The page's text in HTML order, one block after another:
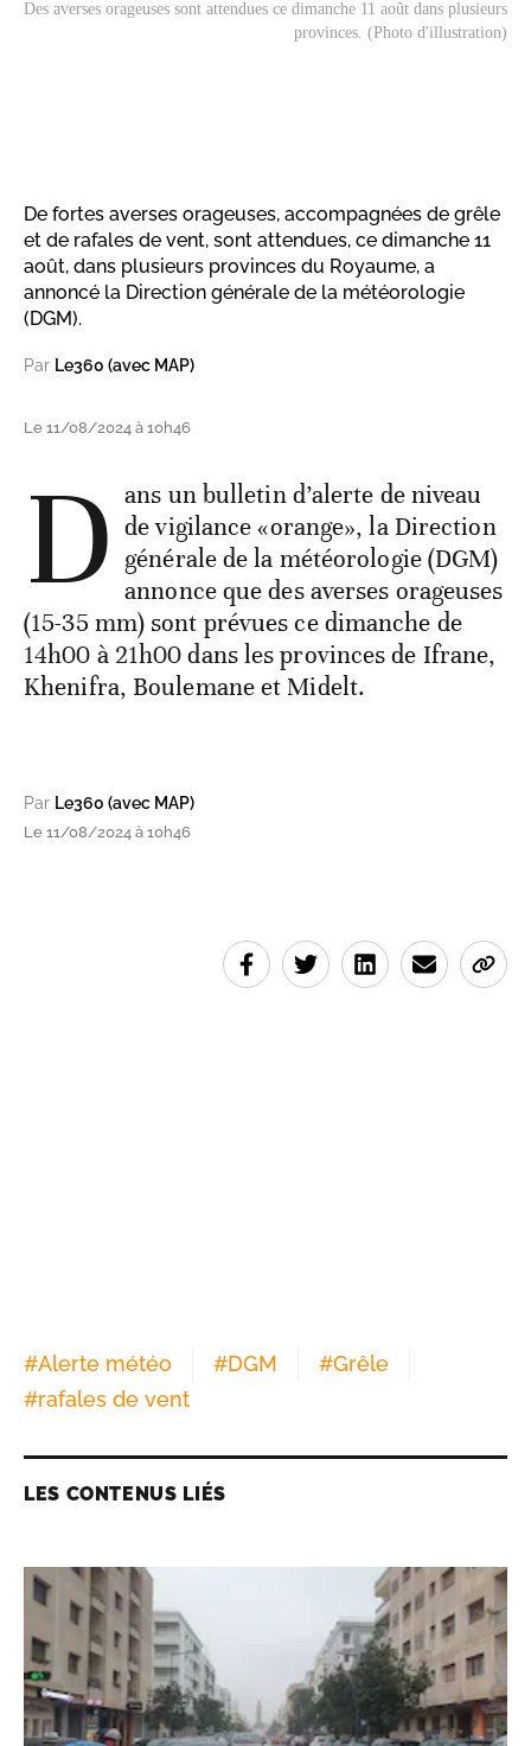
Des averses orageuses sont attendues ce dimanche 11 août dans plusieurs
provinces. (Photo d'illustration)
De fortes averses orageuses, accompagnées de grêle
et de rafales de vent, sont attendues, ce dimanche 11
août, dans plusieurs provinces du Royaume, a
annoncé la Direction générale de la météorologie
(DGM).
Par Le360 (avec MAP)
Le 11/08/2024 à 10h46
D ans un bulletin d’alerte de niveau
de vigilance «orange», la Direction
générale de la météorologie (DGM)
annonce que des averses orageuses
(15-35 mm) sont prévues ce dimanche de
14h00 à 21h00 dans les provinces de Ifrane,
Khenifra, Boulemane et Midelt.
Par Le360 (avec MAP)
Le 11/08/2024 à 10h46
#Alerte météo #DGM #Grêle
#rafales de vent
LES CONTENUS LIÉS